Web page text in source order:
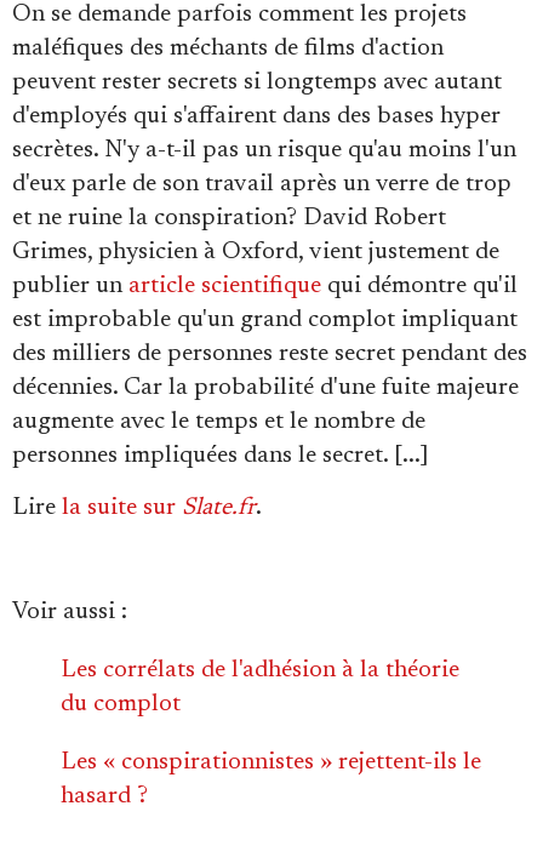
On se demande parfois comment les projets
maléfiques des méchants de films d'action
peuvent rester secrets si longtemps avec autant
d'employés qui s'affairent dans des bases hyper
secrètes. N'y a-t-il pas un risque qu'au moins l'un
d'eux parle de son travail après un verre de trop
et ne ruine la conspiration? David Robert
Grimes, physicien à Oxford, vient justement de
publier un article scientifique qui démontre qu'il
est improbable qu'un grand complot impliquant
des milliers de personnes reste secret pendant des
décennies. Car la probabilité d'une fuite majeure
augmente avec le temps et le nombre de
personnes impliquées dans le secret. [...]
Lire la suite sur Slate.fr.
Voir aussi :
Les corrélats de l'adhésion à la théorie
du complot
Les « conspirationnistes » rejettent-ils le
hasard ?